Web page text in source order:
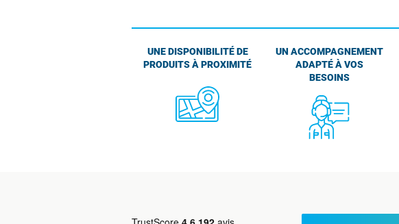
UNE DISPONIBILITÉ DE
PRODUITS À PROXIMITÉ
UN ACCOMPAGNEMENT
ADAPTÉ À VOS
BESOINS